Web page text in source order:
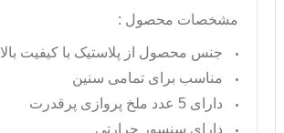
مشخصات محصول :
جنس محصول از پلاستیک با کیفیت بالا
مناسب برای تمامی سنین
دارای 5 عدد ملخ پروازی پرقدرت
دارای سنسور حرارتی